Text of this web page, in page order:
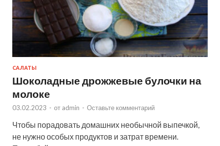
САЛАТЫ
Шоколадные дрожжевые булочки на
молоке
03.02.2023 - от admin - Оставьте комментарий
Чтобы порадовать домашних необычной выпечкой,
не нужно особых продуктов и затрат времени.